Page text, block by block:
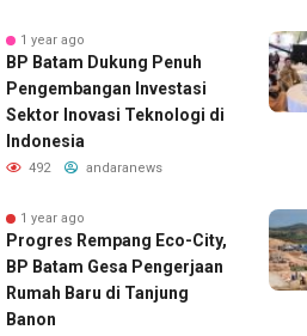
1 year ago
BP Batam Dukung Penuh
Pengembangan Investasi
Sektor Inovasi Teknologi di
Indonesia
492 andaranews
1 year ago
Progres Rempang Eco-City,
BP Batam Gesa Pengerjaan
Rumah Baru di Tanjung
Banon